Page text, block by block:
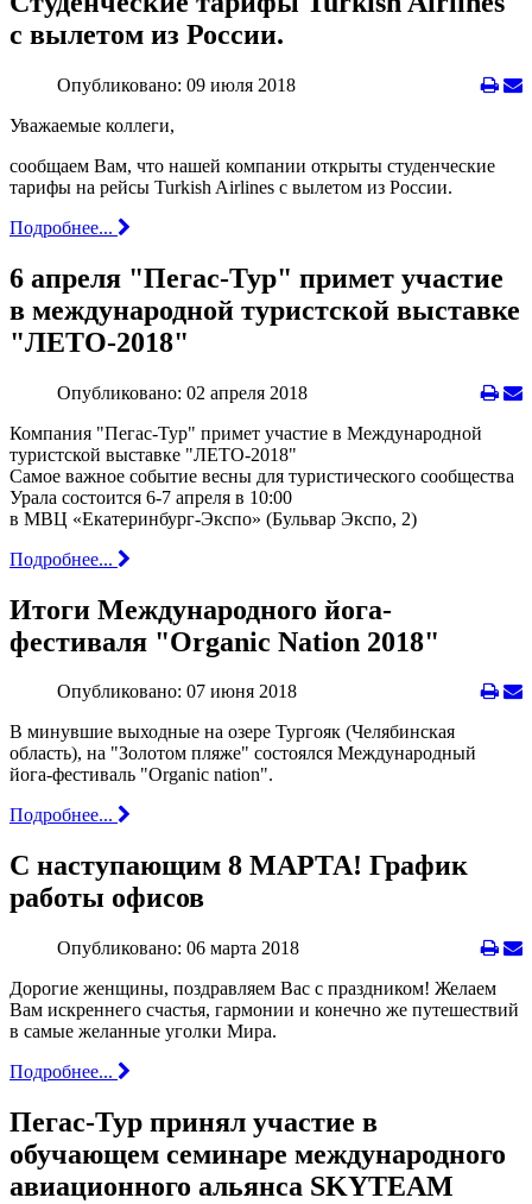
с вылетом из России.
Опубликовано: 09 июля 2018
Уважаемые коллеги,
сообщаем Вам, что нашей компании открыты студенческие
тарифы на рейсы Turkish Airlines с вылетом из России.
Подробнее...
6 апреля "Пегас-Тур" примет участие
в международной туристской выставке
"ЛЕТО-2018"
Опубликовано: 02 апреля 2018
Компания "Пегас-Тур" примет участие в Международной
туристской выставке "ЛЕТО-2018"
Самое важное событие весны для туристического сообщества
Урала состоится 6-7 апреля в 10:00
в МВЦ «Екатеринбург-Экспо» (Бульвар Экспо, 2)
Подробнее...
Итоги Международного йога-
фестиваля "Organic Nation 2018"
Опубликовано: 07 июня 2018
В минувшие выходные на озере Тургояк (Челябинская
область), на "Золотом пляже" состоялся Международный
йога-фестиваль "Organic nation".
Подробнее...
С наступающим 8 МАРТА! График
работы офисов
Опубликовано: 06 марта 2018
Дорогие женщины, поздравляем Вас с праздником! Желаем
Вам искреннего счастья, гармонии и конечно же путешествий
в самые желанные уголки Мира.
Подробнее...
Пегас-Тур принял участие в
обучающем семинаре международного
авиационного альянса SKYTEAM